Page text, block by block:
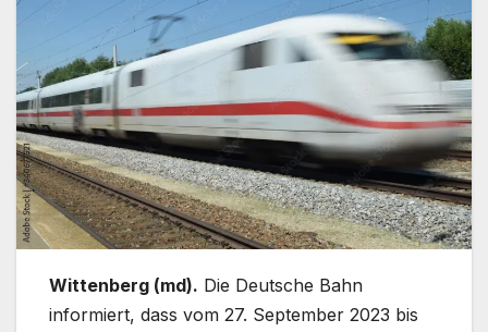
Wittenberg (md). Die Deutsche Bahn
informiert, dass vom 27. September 2023 bis